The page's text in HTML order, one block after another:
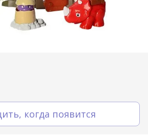
когда появится